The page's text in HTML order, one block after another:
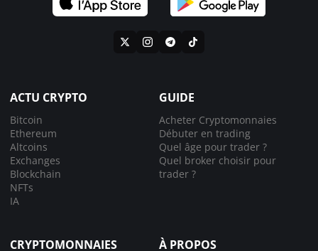
ACTU CRYPTO
Bitcoin
Ethereum
Altcoins
Exchanges
Blockchain
NFTs
IA
GUIDE
Acheter Cryptomonnaies
Débuter en trading
Quel âge pour trader ?
Quel broker choisir pour
trader ?
CRYPTOMONNAIES À PROPOS